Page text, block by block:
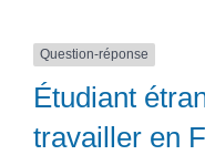
Question-réponse
Étudiant
travailler en